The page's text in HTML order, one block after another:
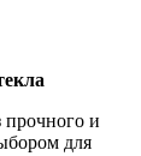
и
для